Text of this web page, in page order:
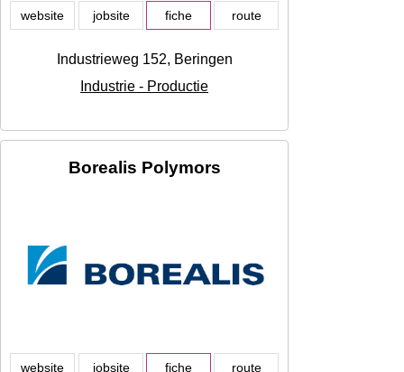
website jobsite fiche route
Industrieweg 152, Beringen
Industrie - Productie
Borealis Polymors
website jobsite fiche route